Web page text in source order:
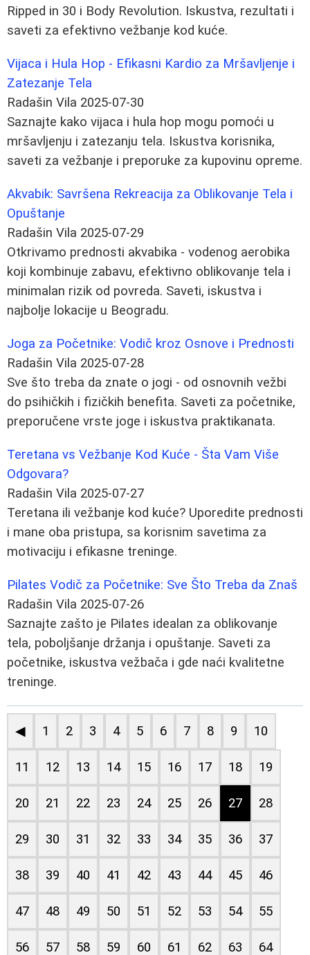
Ripped in 30 i Body Revolution. Iskustva, rezultati i
saveti za efektivno vežbanje kod kuće.
Vijaca i Hula Hop - Efikasni Kardio za Mršavljenje i
Zatezanje Tela
Radašin Vila 2025-07-30
Saznajte kako vijaca i hula hop mogu pomoći u
mršavljenju i zatezanju tela. Iskustva korisnika,
saveti za vežbanje i preporuke za kupovinu opreme.
Akvabik: Savršena Rekreacija za Oblikovanje Tela i
Opuštanje
Radašin Vila 2025-07-29
Otkrivamo prednosti akvabika - vodenog aerobika
koji kombinuje zabavu, efektivno oblikovanje tela i
minimalan rizik od povreda. Saveti, iskustva i
najbolje lokacije u Beogradu.
Joga za Početnike: Vodič kroz Osnove i Prednosti
Radašin Vila 2025-07-28
Sve što treba da znate o jogi - od osnovnih vežbi
do psihičkih i fizičkih benefita. Saveti za početnike,
preporučene vrste joge i iskustva praktikanata.
Teretana vs Vežbanje Kod Kuće - Šta Vam Više
Odgovara?
Radašin Vila 2025-07-27
Teretana ili vežbanje kod kuće? Uporedite prednosti
i mane oba pristupa, sa korisnim savetima za
motivaciju i efikasne treninge.
Pilates Vodič za Početnike: Sve Što Treba da Znaš
Radašin Vila 2025-07-26
Saznajte zašto je Pilates idealan za oblikovanje
tela, poboljšanje držanja i opuštanje. Saveti za
početnike, iskustva vežbača i gde naći kvalitetne
treninge.
◀ 1 2 3 4 5 6 7 8 9 10
11 12 13 14 15 16 17 18 19
20 21 22 23 24 25 26 27 28
29 30 31 32 33 34 35 36 37
38 39 40 41 42 43 44 45 46
47 48 49 50 51 52 53 54 55
56 57 58 59 60 61 62 63 64